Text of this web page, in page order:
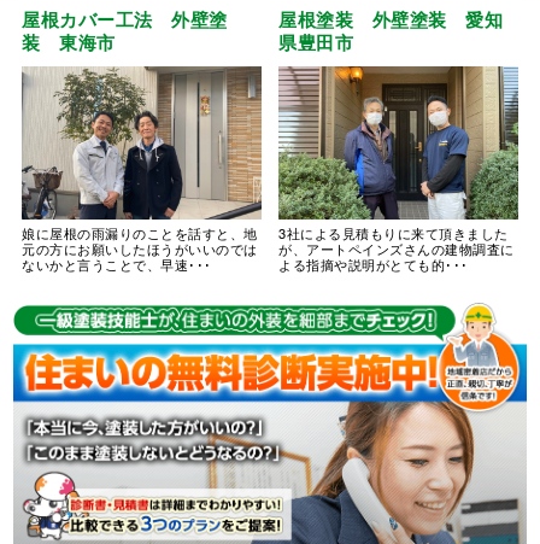
屋根カバー工法 外壁塗
装 東海市
娘に屋根の雨漏りのことを話すと、地
元の方にお願いしたほうがいいのでは
ないかと言うことで、早速･･･
屋根塗装 外壁塗装 愛知
県豊田市
3社による見積もりに来て頂きました
が、アートペインズさんの建物調査に
よる指摘や説明がとても的･･･